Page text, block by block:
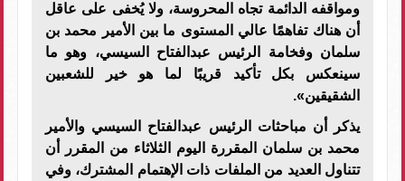
ومواقفه الدائمة تجاه المحروسة، ولا يُخفى على عاقل
أن هناك تفاهمًا عالي المستوى ما بين الأمير محمد بن
سلمان وفخامة الرئيس عبدالفتاح السيسي، وهو ما
سينعكس بكل تأكيد قريبًا لما هو خير للشعبين
الشقيقين».
يذكر أن مباحثات الرئيس عبدالفتاح السيسي والأمير
محمد بن سلمان المقررة اليوم الثلاثاء من المقرر أن
تتناول العديد من الملفات ذات الإهتمام المشترك، وفي